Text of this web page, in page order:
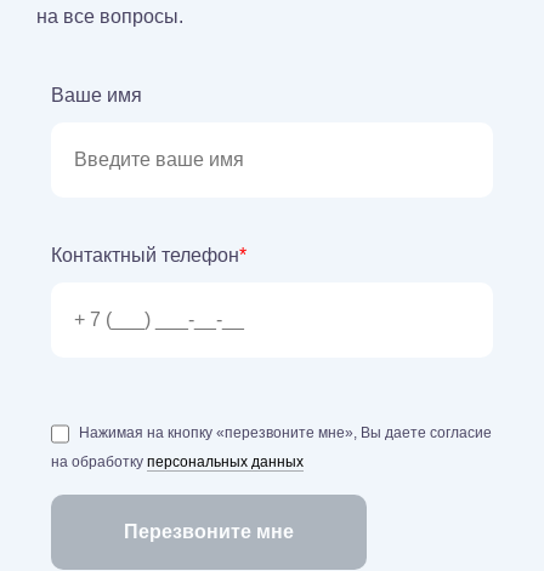
на все вопросы.
Ваше имя
Контактный телефон*
Нажимая на кнопку «перезвоните мне», Вы даете согласие
на обработку персональных данных